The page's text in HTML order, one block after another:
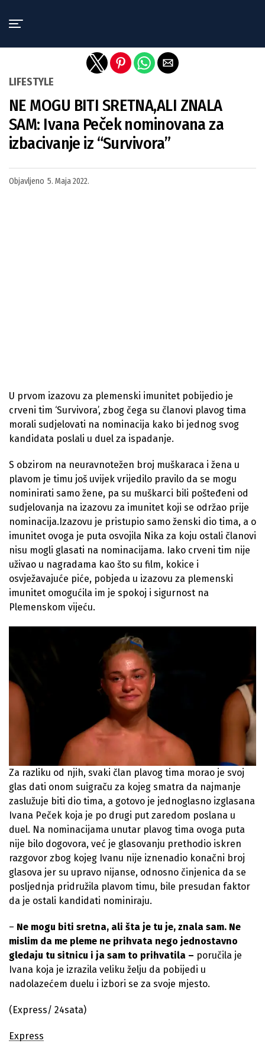
LIFESTYLE
NE MOGU BITI SRETNA,ALI ZNALA
SAM: Ivana Peček nominovana za
izbacivanje iz “Survivora”
Objavljeno 5. Maja 2022.
U prvom izazovu za plemenski imunitet pobijedio je
crveni tim ‘Survivora’, zbog čega su članovi plavog tima
morali sudjelovati na nominacija kako bi jednog svog
kandidata poslali u duel za ispadanje.
S obzirom na neuravnotežen broj muškaraca i žena u
plavom je timu još uvijek vrijedilo pravilo da se mogu
nominirati samo žene, pa su muškarci bili pošteđeni od
sudjelovanja na izazovu za imunitet koji se održao prije
nominacija.Izazovu je pristupio samo ženski dio tima, a o
imunitet ovoga je puta osvojila Nika za koju ostali članovi
nisu mogli glasati na nominacijama. Iako crveni tim nije
uživao u nagradama kao što su film, kokice i
osvježavajuće piće, pobjeda u izazovu za plemenski
imunitet omogućila im je spokoj i sigurnost na
Plemenskom vijeću.
Za razliku od njih, svaki član plavog tima morao je svoj
glas dati onom suigraču za kojeg smatra da najmanje
zaslužuje biti dio tima, a gotovo je jednoglasno izglasana
Ivana Peček koja je po drugi put zaredom poslana u
duel. Na nominacijama unutar plavog tima ovoga puta
nije bilo dogovora, već je glasovanju prethodio iskren
razgovor zbog kojeg Ivanu nije iznenadio konačni broj
glasova jer su upravo nijanse, odnosno činjenica da se
posljednja pridružila plavom timu, bile presudan faktor
da je ostali kandidati nominiraju.
– Ne mogu biti sretna, ali šta je tu je, znala sam. Ne
mislim da me pleme ne prihvata nego jednostavno
gledaju tu sitnicu i ja sam to prihvatila – poručila je
Ivana koja je izrazila veliku želju da pobijedi u
nadolazećem duelu i izbori se za svoje mjesto.
(Express/ 24sata)
Express